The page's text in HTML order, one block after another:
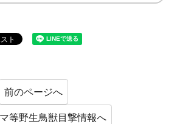
前のページへ
等野生鳥獣目撃情報へ